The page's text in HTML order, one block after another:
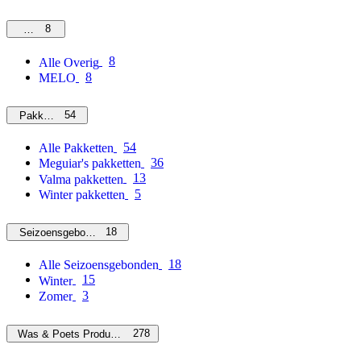
Overig
8
Alle Overig
8
MELO
8
Pakketten54
Alle Pakketten
54
Meguiar's pakketten
36
Valma pakketten
13
Winter pakketten
5
Seizoensgebonden18
Alle Seizoensgebonden
18
Winter
15
Zomer
3
Was & Poets Producten 278